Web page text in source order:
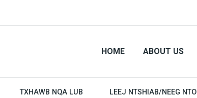
HOME ABOUT US
TXHAWB NQA LUB
LEEJ NTSHIAB/NEEG NTO